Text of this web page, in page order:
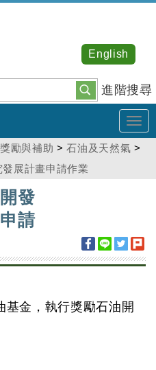
進階搜尋
English
獎勵與補助 >石油及天然氣 >
展計畫申請作業
發
請
基金，執行獎勵石油開